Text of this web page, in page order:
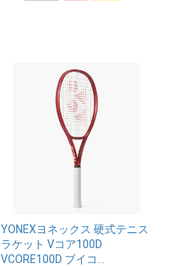
YONEXヨネックス 硬式テニス
ラケット Vコア100D
VCORE100D ブイコ…